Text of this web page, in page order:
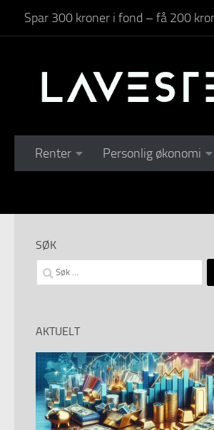
Skip to content
Spar 300 kroner i fond – få 200
Renter Personlig økonomi
SØK
Søk
etter:
AKTUELT